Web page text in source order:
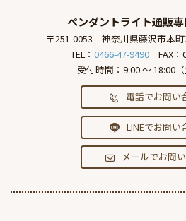
ペンダントライト通販
〒251-0053 神奈川県藤沢市本町
TEL： 0466-47-9490
FAX：
受付時間：9:00 ～ 18:00（
電話でお問い
LINEでお問い
メールでお問